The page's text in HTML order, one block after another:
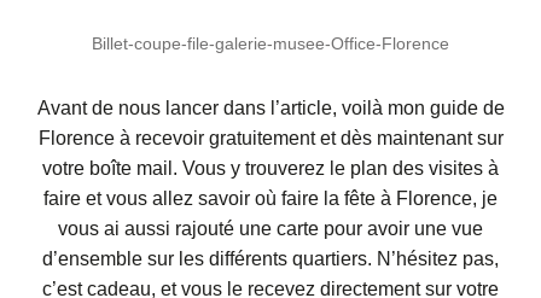
Billet-coupe-file-galerie-musee-Office-Florence
Avant de nous lancer dans l’article, voilà mon guide de
Florence à recevoir gratuitement et dès maintenant sur
votre boîte mail. Vous y trouverez le plan des visites à
faire et vous allez savoir où faire la fête à Florence, je
vous ai aussi rajouté une carte pour avoir une vue
d’ensemble sur les différents quartiers. N’hésitez pas,
c’est cadeau, et vous le recevez directement sur votre